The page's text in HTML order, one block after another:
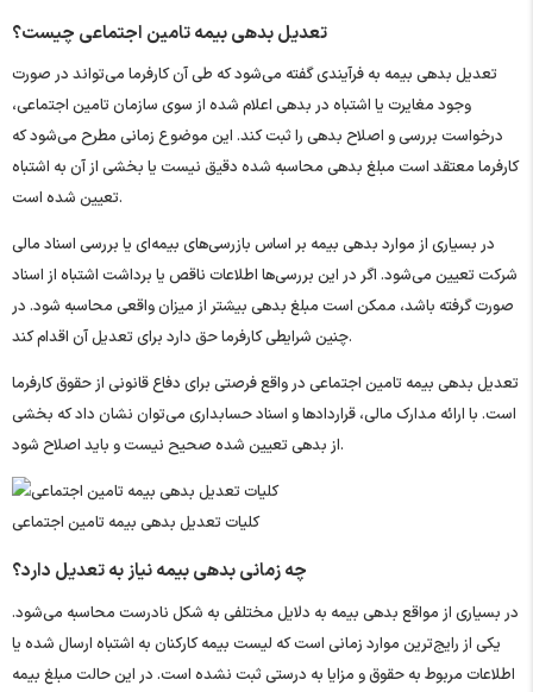
تعدیل بدهی بیمه تامین اجتماعی چیست؟
تعدیل بدهی بیمه به فرآیندی گفته می‌شود که طی آن کارفرما می‌تواند در صورت
وجود مغایرت یا اشتباه در بدهی اعلام شده از سوی سازمان تامین اجتماعی،
درخواست بررسی و اصلاح بدهی را ثبت کند. این موضوع زمانی مطرح می‌شود که
کارفرما معتقد است مبلغ بدهی محاسبه شده دقیق نیست یا بخشی از آن به اشتباه
تعیین شده است.
در بسیاری از موارد بدهی بیمه بر اساس بازرسی‌های بیمه‌ای یا بررسی اسناد مالی
شرکت تعیین می‌شود. اگر در این بررسی‌ها اطلاعات ناقص یا برداشت اشتباه از اسناد
صورت گرفته باشد، ممکن است مبلغ بدهی بیشتر از میزان واقعی محاسبه شود. در
چنین شرایطی کارفرما حق دارد برای تعدیل آن اقدام کند.
تعدیل بدهی بیمه تامین اجتماعی در واقع فرصتی برای دفاع قانونی از حقوق کارفرما
است. با ارائه مدارک مالی، قراردادها و اسناد حسابداری می‌توان نشان داد که بخشی
از بدهی تعیین شده صحیح نیست و باید اصلاح شود.
کلیات تعدیل بدهی بیمه تامین اجتماعی
چه زمانی بدهی بیمه نیاز به تعدیل دارد؟
در بسیاری از مواقع بدهی بیمه به دلایل مختلفی به شکل نادرست محاسبه می‌شود.
یکی از رایج‌ترین موارد زمانی است که لیست بیمه کارکنان به اشتباه ارسال شده یا
اطلاعات مربوط به حقوق و مزایا به درستی ثبت نشده است. در این حالت مبلغ بیمه